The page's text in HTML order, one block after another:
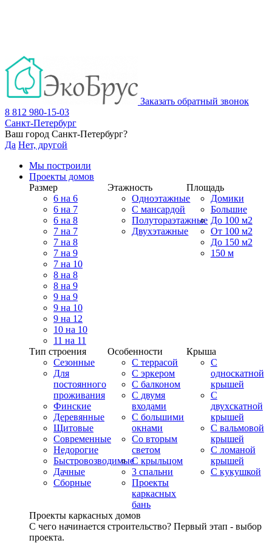
Заказать обратный звонок
8 812 980-15-03
Санкт-Петербург
Ваш город Санкт-Петербург?
Да Нет, другой
Мы построили
Проекты домов
Размер
6 на 6
6 на 7
6 на 8
7 на 7
7 на 8
7 на 9
7 на 10
8 на 8
8 на 9
9 на 9
9 на 10
9 на 12
10 на 10
11 на 11
Этажность
Одноэтажные
С мансардой
Полутораэтажные
Двухэтажные
Площадь
Домики
Большие
До 100 м2
От 100 м2
До 150 м2
150 м
Тип строения
Сезонные
Для
постоянного
проживания
Финские
Деревянные
Щитовые
Современные
Недорогие
Быстровозводимые
Дачные
Сборные
Особенности
С террасой
С эркером
С балконом
С двумя
входами
С большими
окнами
Со вторым
светом
С крыльцом
3 спальни
Проекты
каркасных
бань
Крыша
С
односкатной
крышей
С
двухскатной
крышей
С вальмовой
крышей
С ломаной
крышей
С кукушкой
Проекты каркасных домов
С чего начинается строительство? Первый этап - выбор
проекта.